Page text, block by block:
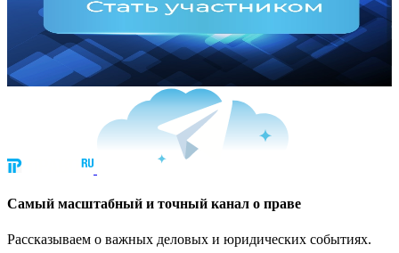
Cамый масштабный и точный канал о праве
Рассказываем о важных деловых и юридических событиях.